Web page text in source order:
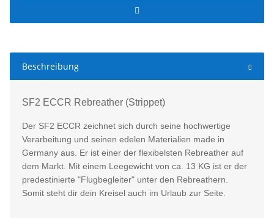
Beschreibung
SF2 ECCR Rebreather (Strippet)
Der SF2 ECCR zeichnet sich durch seine hochwertige
Verarbeitung und seinen edelen Materialien made in
Germany aus. Er ist einer der flexibelsten Rebreather auf
dem Markt. Mit einem Leegewicht von ca. 13 KG ist er der
predestinierte "Flugbegleiter" unter den Rebreathern.
Somit steht dir dein Kreisel auch im Urlaub zur Seite.